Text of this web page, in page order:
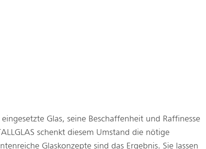
Glas, seine Beschaffenheit und Raffinesse
schenkt diesem Umstand die nötige
Glaskonzepte sind das Ergebnis. Sie lassen